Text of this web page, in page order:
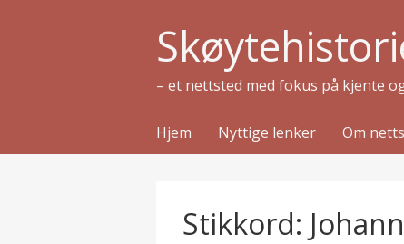
– et nettsted med fokus på kjente
Hjem Nyttige lenker Om
Stikkord: